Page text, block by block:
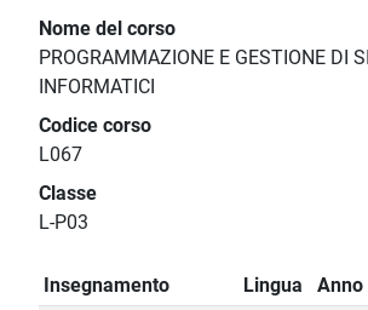
Nome del corso
PROGRAMMAZIONE E GESTIONE DI
INFORMATICI
Codice corso
L067
Classe
L-P03
Insegnamento Lingua Anno